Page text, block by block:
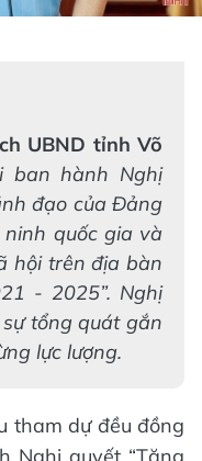
UBND tỉnh Võ
ban hành Nghị
đạo của Đảng
quốc gia và
hội trên địa bàn
- 2025”. Nghị
tổng quát gắn
lực lượng.
tham dự đều đồng